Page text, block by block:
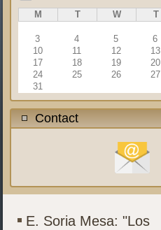
M T W T
3
4 5 6
10
11 12 13
17
18 19 20
24
25 26 27
31
Contact
E. Soria Mesa: "Los